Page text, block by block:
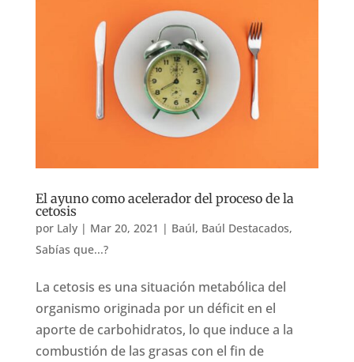
El ayuno como acelerador del proceso de la
cetosis
por Laly| Mar 20, 2021 | Baúl, Baúl Destacados,
Sabías que...?
La cetosis es una situación metabólica del
organismo originada por un déficit en el
aporte de carbohidratos, lo que induce a la
combustión de las grasas con el fin de